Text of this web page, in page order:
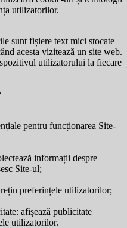
utilizatorilor.
sunt fișiere text mici stocate
acesta vizitează un site web.
utilizatorului la fiecare
pentru funcționarea Site-
informații despre
Site-ul;
preferințele utilizatorilor;
afișează publicitate
utilizatorilor.